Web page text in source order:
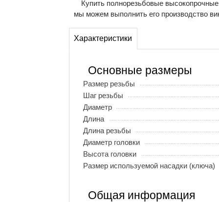
Купить полнорезьбовые
мы можем выполнить его производство
Характеристики
Основные размеры
Размер резьбы
Шаг резьбы
Диаметр
Длина
Длина резьбы
Диаметр головки
Высота головки
Размер используемой насадки (ключа)
Общая информация